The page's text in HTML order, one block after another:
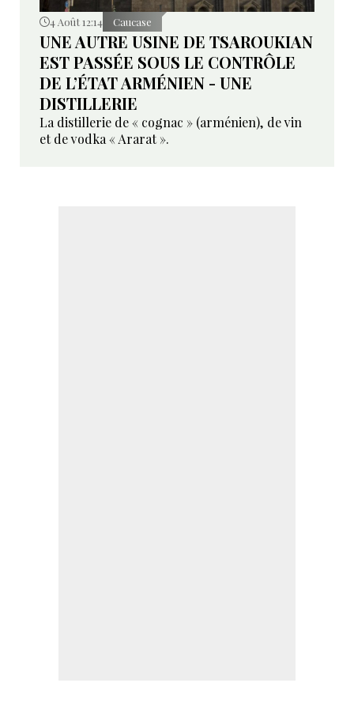
4 Août 12:14 Caucase
UNE AUTRE USINE DE TSAROUKIAN
EST PASSÉE SOUS LE CONTRÔLE
DE L’ÉTAT ARMÉNIEN - UNE
DISTILLERIE
La distillerie de « cognac » (arménien), de vin
et de vodka « Ararat ».